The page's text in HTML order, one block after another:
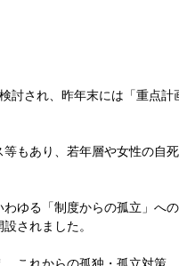
討され、昨年末には「重点計
もあり、若年層や女性の自
ゆる「制度からの孤立」へ
されました。
これからの孤独・孤立対策